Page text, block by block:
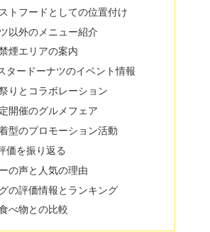
トフードとしての位置付け
以外のメニュー紹介
煙エリアの案内
タードーナツのイベント情報
りとコラボレーション
開催のグルメフェア
型のプロモーション活動
価を振り返る
の声と人気の理由
の評価情報とランキング
べ物との比較